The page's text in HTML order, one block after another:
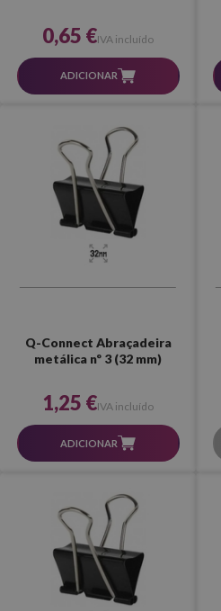
0,65 €IVA incluído
ADICIONAR
Q-Connect Abraçadeira
metálica nº 3 (32 mm)
1,25 €IVA incluído
ADICIONAR